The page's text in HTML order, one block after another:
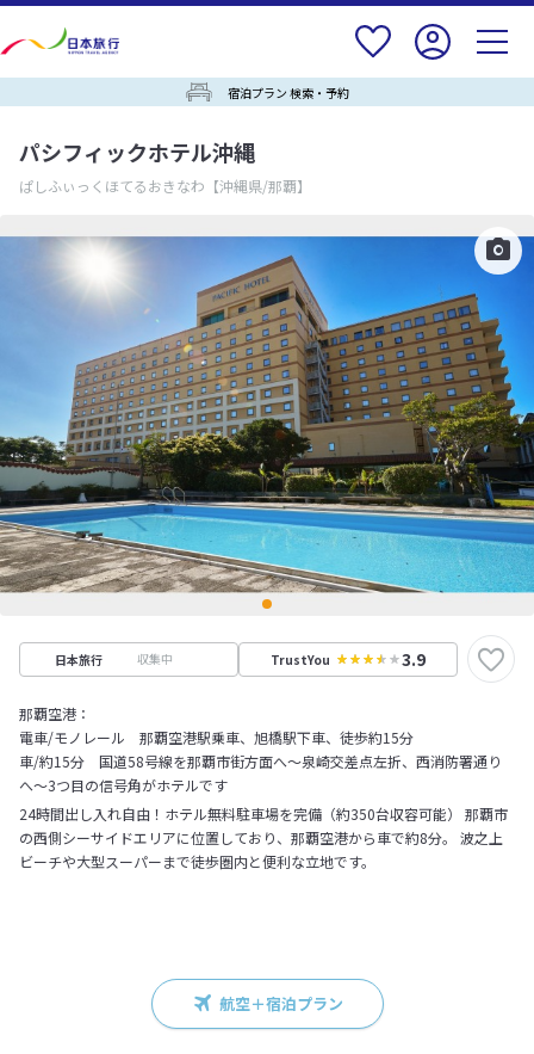
宿泊プラン 検索・予約
パシフィックホテル沖縄
ぱしふぃっくほてるおきなわ 【沖縄県/那覇】
日本旅行 収集中 TrustYou 3.9
那覇空港：
電車/モノレール 那覇空港駅乗車、旭橋駅下車、徒歩約15分
車/約15分 国道58号線を那覇市街方面へ～泉崎交差点左折、西消防署通り
へ～3つ目の信号角がホテルです
24時間出し入れ自由！ホテル無料駐車場を完備（約350台収容可能） 那覇市
の西側シーサイドエリアに位置しており、那覇空港から車で約8分。 波之上
ビーチや大型スーパーまで徒歩圏内と便利な立地です。
航空＋宿泊プラン